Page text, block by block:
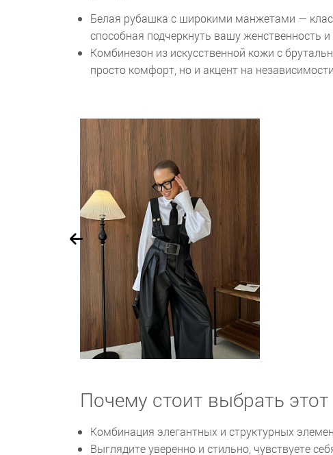
Белая рубашка с широкими манжетами —
способная подчеркнуть вашу женственность и
Комбинезон из искусственной кожи с
просто комфорт, но и акцент на
Почему стоит выбрать этот
Комбинация элегантных и структурных
Выглядите уверенно и стильно, чувствуете